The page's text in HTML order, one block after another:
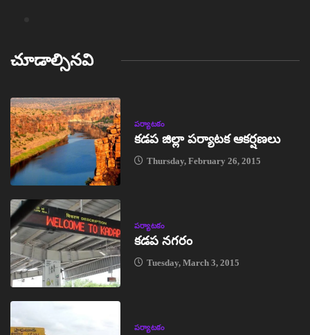
చూడాల్సినవి
పర్యాటకం
కడప జిల్లా పర్యాటక ఆకర్షణలు
Thursday, February 26, 2015
పర్యాటకం
కడప నగరం
Tuesday, March 3, 2015
పర్యాటకం